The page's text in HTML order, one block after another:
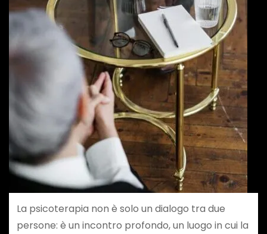
La psicoterapia non è solo un dialogo tra due
persone: è un incontro profondo, un luogo in cui la